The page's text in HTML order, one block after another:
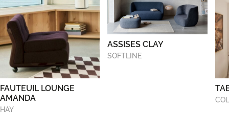
FAUTEUIL LOUNGE
AMANDA
HAY
ASSISES CLAY
SOFTLINE